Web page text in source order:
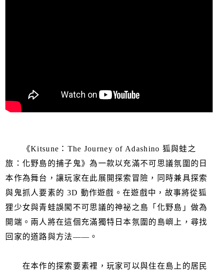
《Kitsune：The Journey of Adashino 狐與蛙之
旅：化野島的捕子鬼》為一款以充滿不可思議氛圍的日
本作為舞台，讓玩家在此展開探索冒險，同時兼具探索
與鬼抓人要素的 3D 動作遊戲。在遊戲中，故事將從狐
狸少女與青蛙誤闖不可思議的神祕之島「化野島」做為
開端。兩人將在這個充滿獨特日本氛圍的島嶼上，尋找
回家的道路與方法——。
在本作的探索要素裡，玩家可以與住在島上的居民